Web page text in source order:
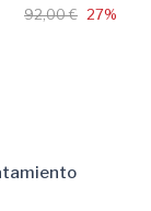
92,00 € 27%